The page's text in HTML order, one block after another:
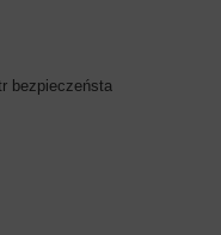
bezpieczeństa